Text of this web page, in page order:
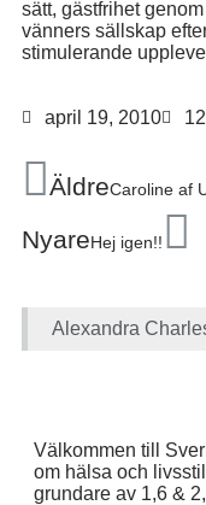
sätt, gästfrihet
vänners sällskap
stimulerande
april 19, 2010
ÄldreCaroline af
NyareHej igen!!
Alexandra
Välkommen till
om hälsa och
grundare av 1,6 &